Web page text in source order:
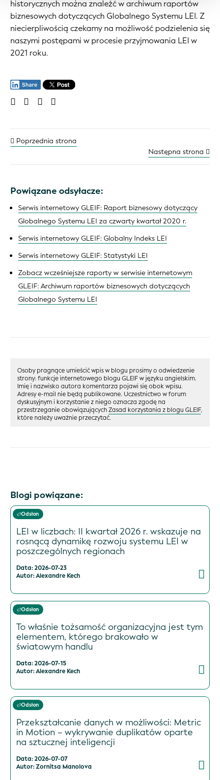
historycznych można znaleźć w archiwum raportów
biznesowych dotyczących Globalnego Systemu LEI. Z
niecierpliwością czekamy na możliwość podzielenia się
naszymi postępami w procesie przyjmowania LEI w
2021 roku.
Poprzednia strona
Następna strona
Powiązane odsyłacze:
Serwis internetowy GLEIF: Raport biznesowy dotyczący
Globalnego Systemu LEI za czwarty kwartał 2020 r.
Serwis internetowy GLEIF: Globalny Indeks LEI
Serwis internetowy GLEIF: Statystyki LEI
Zobacz wcześniejsze raporty w serwisie internetowym
GLEIF: Archiwum raportów biznesowych dotyczących
Globalnego Systemu LEI
Osoby pragnące umieścić wpis w blogu prosimy o odwiedzenie
strony: funkcje internetowego blogu GLEIF w języku angielskim.
Imię i nazwisko autora komentarza pojawi się obok wpisu.
Adresy e-mail nie będą publikowane. Uczestnictwo w forum
dyskusyjnym i korzystanie z niego oznacza zgodę na
przestrzeganie obowiązującychZasad korzystania z blogu GLEIF,
które należy uważnie przeczytać.
Blogi powiązane:
Odsłon
LEI w liczbach: II kwartał 2026 r. wskazuje na
rosnącą dynamikę rozwoju systemu LEI w
poszczególnych regionach
Data: 2026-07-23
Autor: Alexandre Kech
Odsłon
To właśnie tożsamość organizacyjna jest tym
elementem, którego brakowało w
światowym handlu
Data: 2026-07-15
Autor: Alexandre Kech
Odsłon
Przekształcanie danych w możliwości: Metric
in Motion – wykrywanie duplikatów oparte
na sztucznej inteligencji
Data: 2026-07-07
Autor: Zornitsa Manolova